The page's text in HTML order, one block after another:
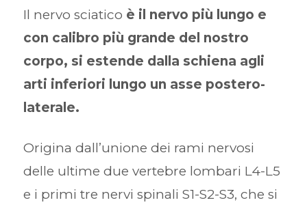
Il nervo sciatico è il nervo più lungo e
con calibro più grande del nostro
corpo, si estende dalla schiena agli
arti inferiori lungo un asse postero-
laterale.
Origina dall’unione dei rami nervosi
delle ultime due vertebre lombari L4-L5
e i primi tre nervi spinali S1-S2-S3, che si